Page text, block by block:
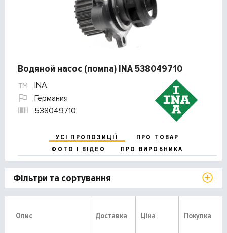
Водяной насос (помпа) INA 538049710
INA
Германия
538049710
УСІ ПРОПОЗИЦІЇ
ПРО ТОВАР
ФОТО І ВІДЕО
ПРО ВИРОБНИКА
Фільтри та сортування
Опис Доставка Ціна Покупка